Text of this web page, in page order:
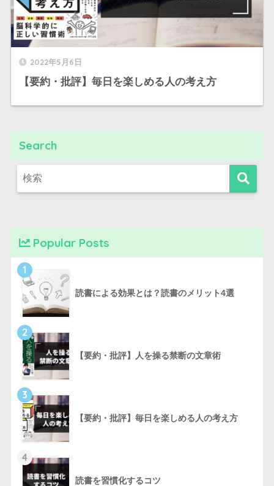
2022年5月6日
【要約・批評】毎日を楽しめる人の考え方
Search
Popular Posts
1
読書による効果とは？読書のメリット4選
2
【要約・批評】人を操る禁断の文章術
3
【要約・批評】毎日を楽しめる人の考え方
4
読書を習慣化するコツ